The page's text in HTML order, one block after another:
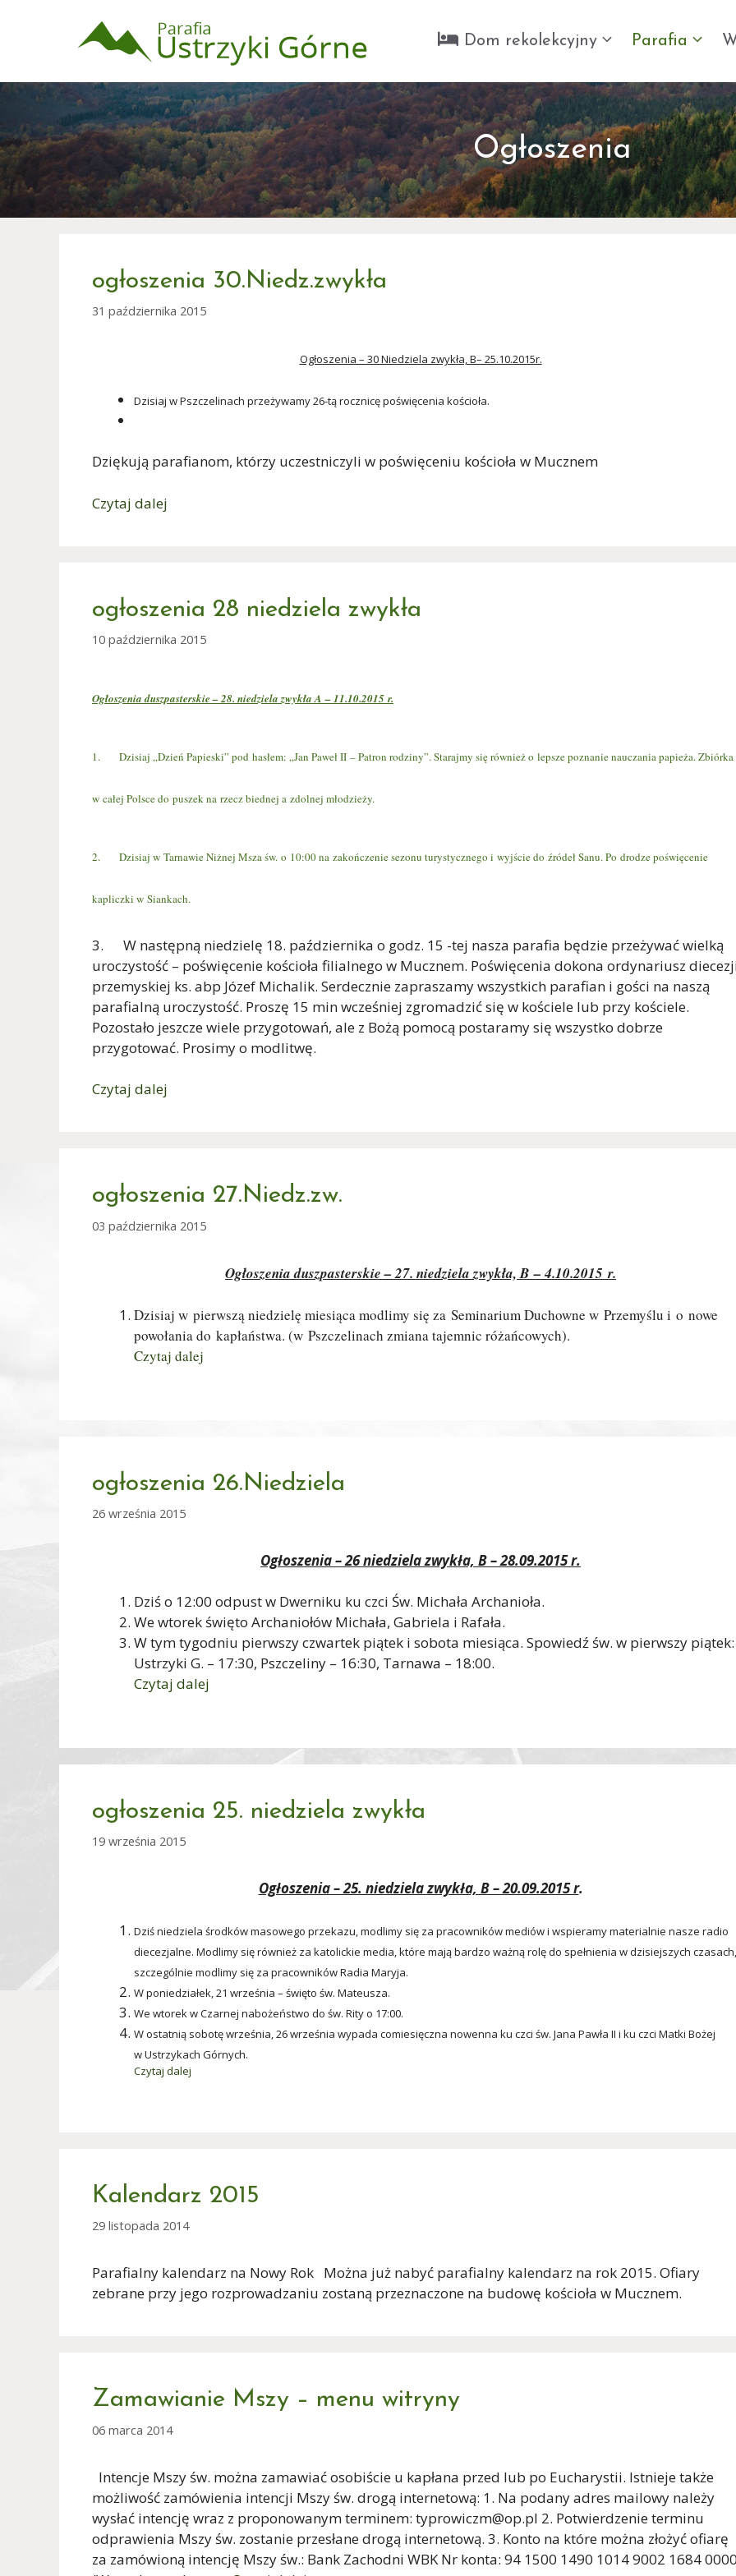
Dom rekolekcyjny Parafia
Ogłoszenia
ogłoszenia 30.Niedz.zwykła
31 października 2015
Ogłoszenia – 30 Niedziela zwykła, B– 25.10.2015r.
Dzisiaj w Pszczelinach przeżywamy 26-tą rocznicę poświęcenia kościoła.
Dziękują parafianom, którzy uczestniczyli w poświęceniu kościoła w Mucznem
Czytaj dalej
ogłoszenia 28 niedziela zwykła
10 października 2015
Ogłoszenia duszpasterskie – 28. niedziela zwykła A – 11.10.2015 r.
1. Dzisiaj „Dzień Papieski” pod hasłem: „Jan Paweł II – Patron rodziny”. Starajmy się również o lepsze poznanie nauczania papieża. Zbiórka
w całej Polsce do puszek na rzecz biednej a zdolnej młodzieży.
2. Dzisiaj w Tarnawie Niżnej Msza św. o 10:00 na zakończenie sezonu turystycznego i wyjście do źródeł Sanu. Po drodze poświęcenie
kapliczki w Siankach.
3. W następną niedzielę 18. października o godz. 15 -tej nasza parafia będzie przeżywać wielką
uroczystość – poświęcenie kościoła filialnego w Mucznem. Poświęcenia dokona ordynariusz
przemyskiej ks. abp Józef Michalik. Serdecznie zapraszamy wszystkich parafian i gości na naszą
parafialną uroczystość. Proszę 15 min wcześniej zgromadzić się w kościele lub przy kościele.
Pozostało jeszcze wiele przygotowań, ale z Bożą pomocą postaramy się wszystko dobrze
przygotować. Prosimy o modlitwę.
Czytaj dalej
ogłoszenia 27.Niedz.zw.
03 października 2015
Ogłoszenia duszpasterskie – 27. niedziela zwykła, B – 4.10.2015 r.
Dzisiaj w pierwszą niedzielę miesiąca modlimy się za Seminarium Duchowne w Przemyślu i o nowe
powołania do kapłaństwa. (w Pszczelinach zmiana tajemnic różańcowych).
Czytaj dalej
ogłoszenia 26.Niedziela
26 września 2015
Ogłoszenia – 26 niedziela zwykła, B – 28.09.2015 r.
Dziś o 12:00 odpust w Dwerniku ku czci Św. Michała Archanioła.
We wtorek święto Archaniołów Michała, Gabriela i Rafała.
W tym tygodniu pierwszy czwartek piątek i sobota miesiąca. Spowiedź św. w pierwszy piątek:
Ustrzyki G. – 17:30, Pszczeliny – 16:30, Tarnawa – 18:00.
Czytaj dalej
ogłoszenia 25. niedziela zwykła
19 września 2015
Ogłoszenia – 25. niedziela zwykła, B – 20.09.2015 r.
Dziś niedziela środków masowego przekazu, modlimy się za pracowników mediów i wspieramy materialnie nasze radio
diecezjalne. Modlimy się również za katolickie media, które mają bardzo ważną rolę do spełnienia w dzisiejszych czasach,
szczególnie modlimy się za pracowników Radia Maryja.
W poniedziałek, 21 września – święto św. Mateusza.
We wtorek w Czarnej nabożeństwo do św. Rity o 17:00.
W ostatnią sobotę września, 26 września wypada comiesięczna nowenna ku czci św. Jana Pawła II i ku czci Matki Bożej
w Ustrzykach Górnych.
Czytaj dalej
Kalendarz 2015
29 listopada 2014
Parafialny kalendarz na Nowy Rok Można już nabyć parafialny kalendarz na rok 2015. Ofiary
zebrane przy jego rozprowadzaniu zostaną przeznaczone na budowę kościoła w Mucznem.
Zamawianie Mszy – menu witryny
06 marca 2014
Intencje Mszy św. można zamawiać osobiście u kapłana przed lub po Eucharystii. Istnieje także
możliwość zamówienia intencji Mszy św. drogą internetową: 1. Na podany adres mailowy należy
wysłać intencję wraz z proponowanym terminem: typrowiczm@op.pl 2. Potwierdzenie terminu
odprawienia Mszy św. zostanie przesłane drogą internetową. 3. Konto na które można złożyć ofiarę
za zamówioną intencję Mszy św.: Bank Zachodni WBK Nr konta: 94 1500 1490 1014 9002 1684